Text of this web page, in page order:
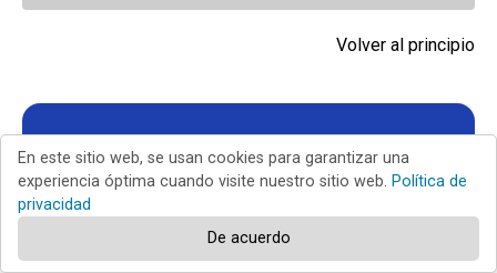
Volver al principio
El portal de seguridad PCrisk es ofrecido
por la empresa RCS LT.
ayudar a educar a los usuarios de ordenadores sobre las
últimas amenazas de seguridad en línea.Más información
En este sitio web, se usan cookies para garantizar una
experiencia óptima cuando visite nuestro sitio web. Política de
privacidad
De acuerdo